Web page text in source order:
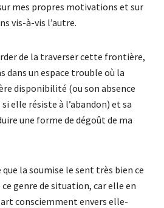
mes propres motivations et sur
vis-à-vis l’autre.
de la traverser cette frontière,
dans un espace trouble où la
disponibilité (ou son absence
elle résiste à l’abandon) et sa
une forme de dégoût de ma
la soumise le sent très bien ce
genre de situation, car elle en
consciemment envers elle-